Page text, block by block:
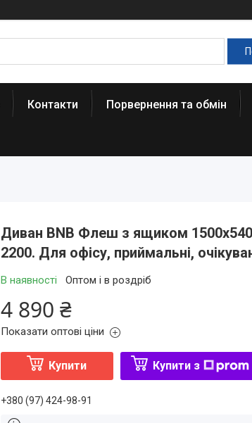
Контакти Порвернення та обмін
Диван BNB Флеш з ящиком
2200. Для офісу, приймальні,
В наявності Оптом і в роздріб
4 890 ₴
Показати оптові ціни
Купити Купити з
+380 (97) 424-98-91